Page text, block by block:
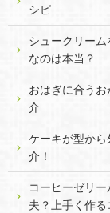
シピ
シュークリー
なのは本当？
おはぎに合う
介
ケーキが型か
介！
コーヒーゼリ
夫？上手く作る